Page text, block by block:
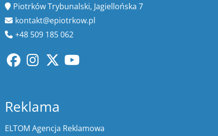
Piotrków Trybunalski, Jagiellońska 7
kontakt@epiotrkow.pl
+48 509 185 062
Reklama
ELTOM Agencja Reklamowa